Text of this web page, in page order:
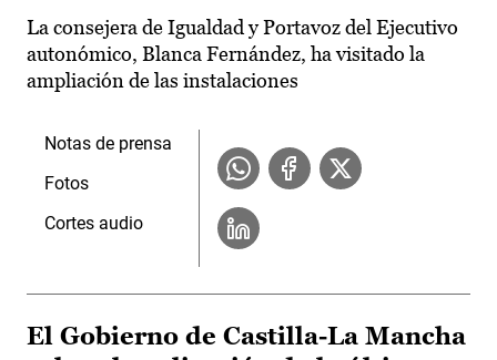
La consejera de Igualdad y Portavoz del Ejecutivo
autonómico, Blanca Fernández, ha visitado la
ampliación de las instalaciones
Notas de prensa
Fotos
Cortes audio
El Gobierno de Castilla-La Mancha